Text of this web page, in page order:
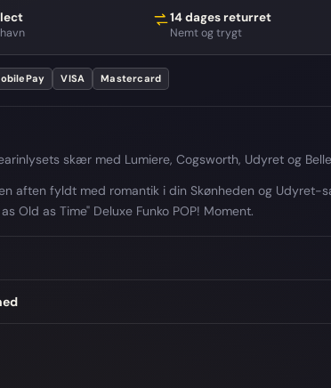
14 dages returret
Nemt og trygt
VISA Mastercard
skær med Lumiere, Cogsworth, Udyret og
aften fyldt med romantik i din Skønheden og Udyret-
Old as Time" Deluxe Funko POP! Moment.